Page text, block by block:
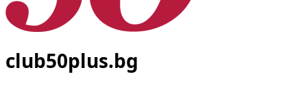
club50plus.bg